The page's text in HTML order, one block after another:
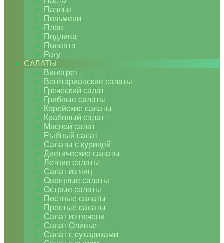
Паэлья
Пельмени
Плов
Подлива
Полента
Рагу
САЛАТЫ
Винегрет
Вегетарианские салаты
Греческий салат
Грибные салаты
Корейские салаты
Крабовый салат
Мясной салат
Рыбный салат
Салаты с курицей
Диетические салаты
Летние салаты
Салат из яиц
Овощные салаты
Острые салаты
Постные салаты
Простые салаты
Салат из печени
Салат Оливье
Салат с сухариками